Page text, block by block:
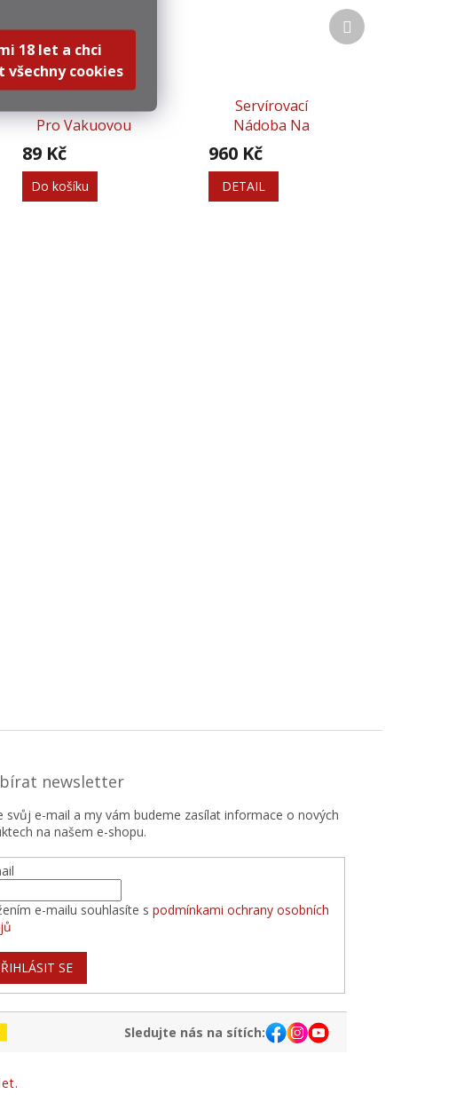
18 let a chci
cookies
Pro Vakuovou
Pumpičku - 2 Ks
89 Kč
Do košíku
Servírovací
Nádoba Na
Šampaňské
960 Kč
DETAIL
Další
produkt
newsletter
svůj e-mail a my vám budeme zasílat informace o nových
na našem e-shopu.
e-mailu souhlasíte spodmínkami ochrany osobních
SE
Sledujte nás na sítích: